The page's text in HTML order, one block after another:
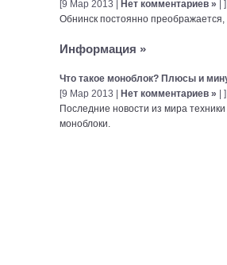
[9 Мар 2013 | Нет комментариев » | ]
Обнинск постоянно преображается,
Информация »
Что такое моноблок? Плюсы и
[9 Мар 2013 |
Нет комментариев » | ]
Последние новости из мира
моноблоки.